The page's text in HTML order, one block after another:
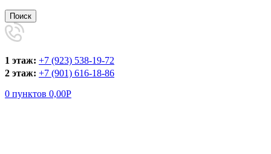
Поиск
1 этаж: +7 (923) 538-19-72
2 этаж: +7 (901) 616-18-86
0 пунктов 0,00Р